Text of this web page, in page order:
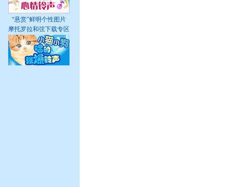
“悬赏”鲜明个性图片
摩托罗拉和弦下载专区